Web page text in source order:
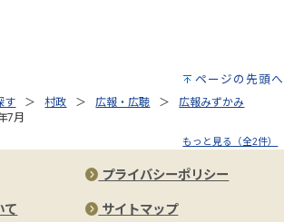
ページの先頭へ
す 村政 広報・広聴
広報みずかみ
7月
もっと見る（全2件）
プライバシーポリシー
て サイトマップ